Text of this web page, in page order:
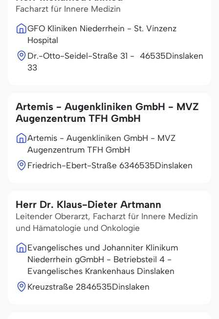
Facharzt für Innere Medizin
GFO Kliniken Niederrhein - St. Vinzenz
Hospital
Dr.-Otto-Seidel-Straße 31 -
33
46535Dinslaken
Artemis - Augenkliniken GmbH - MVZ
Augenzentrum TFH GmbH
Artemis - Augenkliniken GmbH - MVZ
Augenzentrum TFH GmbH
Friedrich-Ebert-Straße 6346535Dinslaken
Herr Dr. Klaus-Dieter Artmann
Leitender Oberarzt, Facharzt für Innere Medizin
und Hämatologie und Onkologie
Evangelisches und Johanniter Klinikum
Niederrhein gGmbH - Betriebsteil 4 -
Evangelisches Krankenhaus Dinslaken
Kreuzstraße 2846535Dinslaken